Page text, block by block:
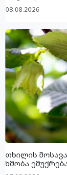
08.08.2026
თხილის
ხმობა